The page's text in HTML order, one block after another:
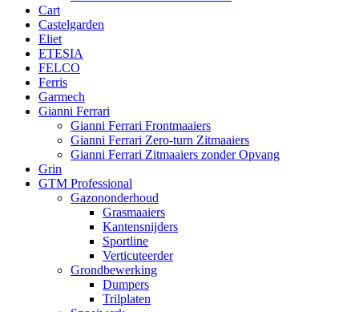
Cart
Castelgarden
Eliet
ETESIA
FELCO
Ferris
Garmech
Gianni Ferrari
Gianni Ferrari Frontmaaiers
Gianni Ferrari Zero-turn Zitmaaiers
Gianni Ferrari Zitmaaiers zonder Opvang
Grin
GTM Professional
Gazononderhoud
Grasmaaiers
Kantensnijders
Sportline
Verticuteerder
Grondbewerking
Dumpers
Trilplaten